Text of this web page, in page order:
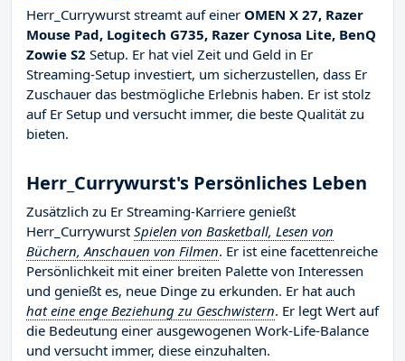
Herr_Currywurst streamt auf einer OMEN X 27, Razer
Mouse Pad, Logitech G735, Razer Cynosa Lite, BenQ
Zowie S2 Setup. Er hat viel Zeit und Geld in Er
Streaming-Setup investiert, um sicherzustellen, dass Er
Zuschauer das bestmögliche Erlebnis haben. Er ist stolz
auf Er Setup und versucht immer, die beste Qualität zu
bieten.
Herr_Currywurst's Persönliches Leben
Zusätzlich zu Er Streaming-Karriere genießt
Herr_Currywurst Spielen von Basketball, Lesen von
Büchern, Anschauen von Filmen. Er ist eine facettenreiche
Persönlichkeit mit einer breiten Palette von Interessen
und genießt es, neue Dinge zu erkunden. Er hat auch
hat eine enge Beziehung zu Geschwistern. Er legt Wert auf
die Bedeutung einer ausgewogenen Work-Life-Balance
und versucht immer, diese einzuhalten.